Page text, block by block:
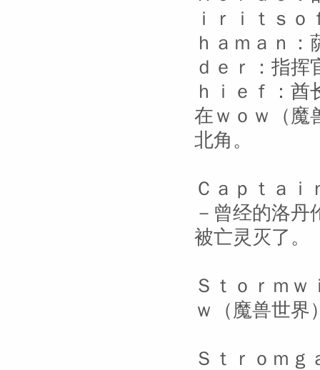
ｉｒｉｔｓ
ｈａｍａｎ
ｄｅｒ：指
ｈｉｅｆ：
在ｗｏｗ（魔
北角。
Ｃａｐｔａｉ
－曾经的洛
被亡灵灭了。
Ｓｔｏｒｍｗ
ｗ（魔兽世界
Ｓｔｒｏｍｇ